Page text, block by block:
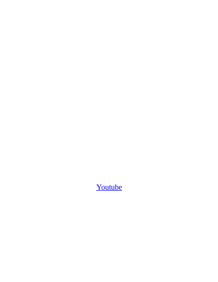
Youtube